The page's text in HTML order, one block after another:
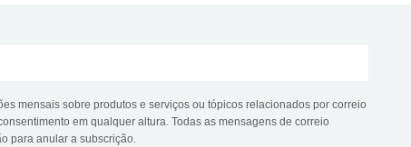
mensais sobre produtos e serviços ou tópicos relacionados por correio
em qualquer altura. Todas as mensagens de correio
para anular a subscrição.